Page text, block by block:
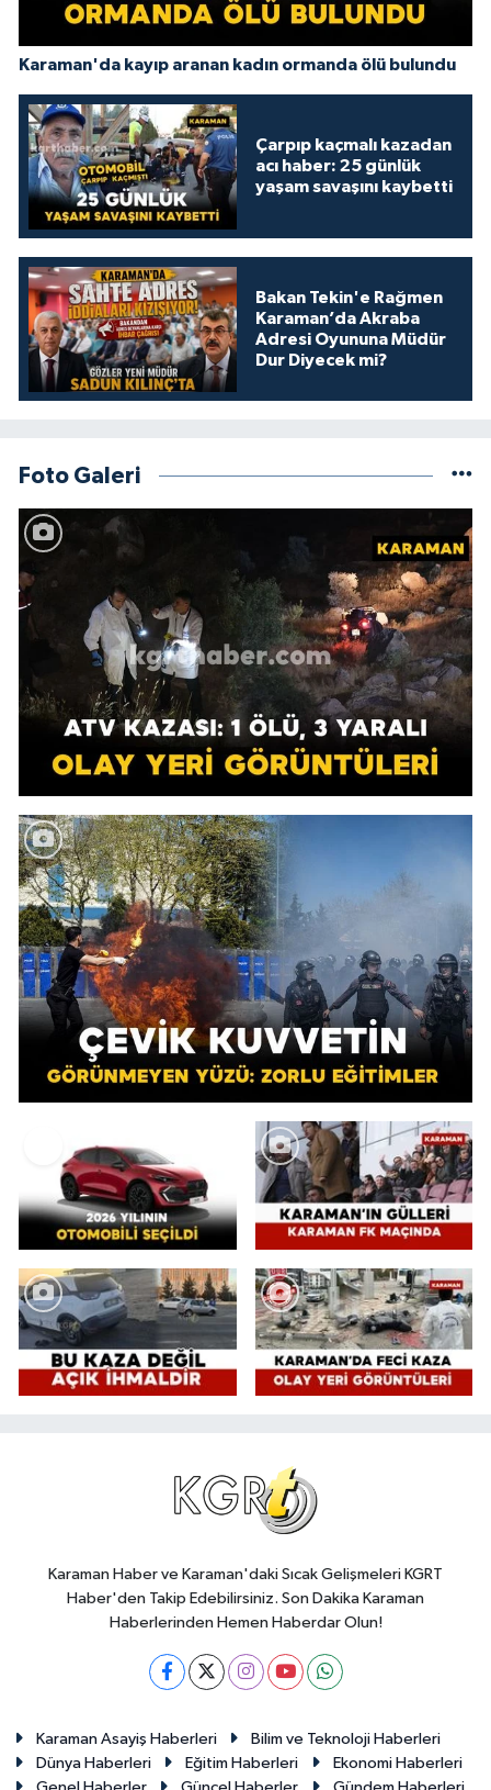
Karaman'da kayıp aranan kadın ormanda ölü bulundu
Çarpıp kaçmalı kazadan
acı haber: 25 günlük
yaşam savaşını kaybetti
Bakan Tekin'e Rağmen
Karaman’da Akraba
Adresi Oyununa Müdür
Dur Diyecek mi?
Foto Galeri
Karaman Haber ve Karaman'daki Sıcak Gelişmeleri KGRT
Haber'den Takip Edebilirsiniz. Son Dakika Karaman
Haberlerinden Hemen Haberdar Olun!
Karaman Asayiş Haberleri
Bilim ve Teknoloji Haberleri
Dünya Haberleri
Eğitim Haberleri
Ekonomi Haberleri